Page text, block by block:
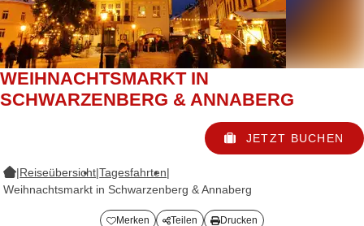
WEIHNACHTSMARKT IN
SCHWARZENBERG & ANNABERG
JETZT BUCHEN
|Reiseübersicht|Tagesfahrten|
Weihnachtsmarkt in Schwarzenberg & Annaberg
Merken Teilen Drucken